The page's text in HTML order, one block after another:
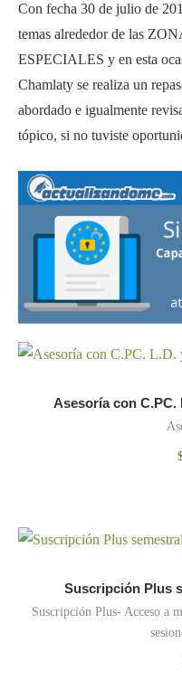
Con fecha 30 de julio de
temas alrededor de las
ESPECIALES y en esta
Chamlaty se realiza un
abordado e igualmente
tópico, si no tuviste
Asesoría con C.PC.
Suscripción Plus
Suscripción Plus- Acceso a